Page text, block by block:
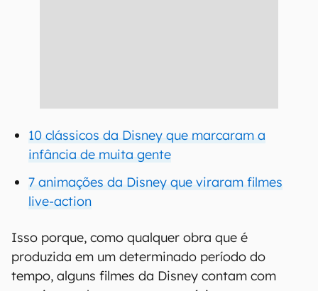
10 clássicos da Disney que marcaram a
infância de muita gente
7 animações da Disney que viraram filmes
live-action
Isso porque, como qualquer obra que é
produzida em um determinado período do
tempo, alguns filmes da Disney contam com